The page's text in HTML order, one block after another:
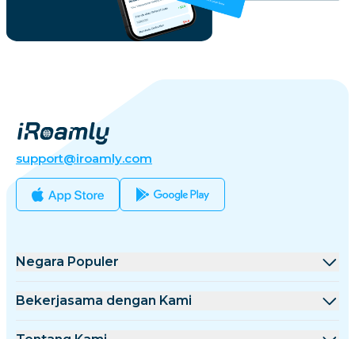
support@iroamly.com
Negara Populer
Amerika Serikat
Bekerjasama dengan Kami
Platform Grosir